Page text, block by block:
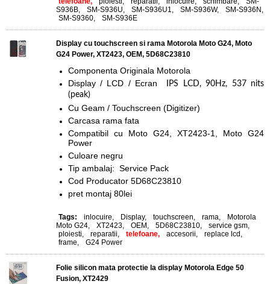
S936B, SM-S936U, SM-S936U1, SM-S936W, SM-S936N ,
SM-S9360, SM-S936E
Display cu touchscreen si rama Motorola Moto G24, Moto
G24 Power, XT2423, OEM, 5D68C23810
Componenta Originala Motorola
Display / LCD / Ecran
IPS LCD, 90Hz, 537 nits
(peak)
Cu Geam / Touchscreen (Digitizer)
Carcasa rama fata
Compatibil cu Moto G24, XT2423-1, Moto G24
Power
Culoare negru
Tip ambalaj: Service Pack
Cod Producator 5D68C23810
pret montaj 80lei
Tags: inlocuire, Display, touchscreen, rama,
Motorola
Moto G24, XT2423, OEM , 5D68C23810, service gsm,
ploiesti, reparatii, telefoane, accesorii, replace lcd ,
frame, G24 Power
Folie silicon mata protectie la display Motorola Edge 50
Fusion, XT2429